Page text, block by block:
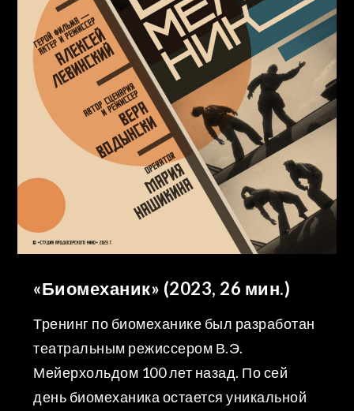
«Биомеханик» (2023, 26 мин.)
Тренинг по биомеханике был разработан
театральным режиссером В.Э.
Мейерхольдом 100 лет назад. По сей
день биомеханика остается уникальной